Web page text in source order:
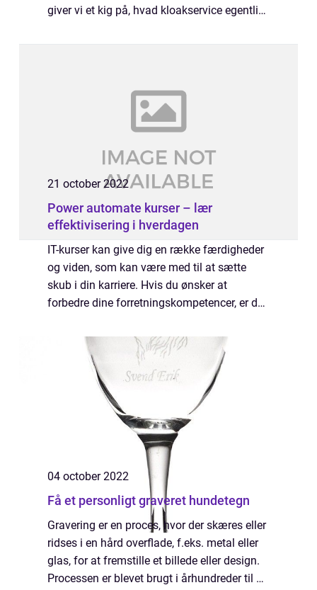
giver vi et kig på, hvad kloakservice egentlig
tilbyde. Vi giver også nogle go...
21 october 2022
Power automate kurser – lær
effektivisering i hverdagen
IT-kurser kan give dig en række færdigheder
og viden, som kan være med til at sætte
skub i din karriere. Hvis du ønsker at
forbedre dine forretningskompetencer, er der
04 october 2022
Få et personligt graveret hundetegn
Gravering er en proces, hvor der skæres eller
ridses i en hård overflade, f.eks. metal eller
glas, for at fremstille et billede eller design.
Processen er blevet brugt i århundreder til at